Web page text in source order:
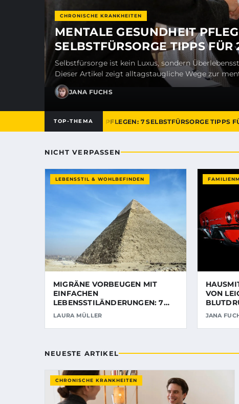
CHRONISCHE KRANKHEITEN
MENTALE GESUNDHEIT
SELBSTFÜRSORGE TIPPS FÜR
Selbstfürsorge ist kein Luxus, sondern
Dieser Artikel zeigt alltagstaugliche Wege zur
JANA FUCHS
TOP-THEMA
MENTALE GESUNDHEIT PFLEGEN: 7 SELBSTFÜRSORGE TIPPS
NICHT VERPASSEN
LEBENSSTIL & WOHLBEFINDEN
MIGRÄNE VORBEUGEN MIT
EINFACHEN
LEBENSSTILÄNDERUNGEN: 7
WIRKSAME TIPPS
LAURA MÜLLER
VON
TIPPS
JANA
NEUESTE ARTIKEL
CHRONISCHE KRANKHEITEN